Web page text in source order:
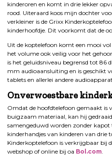
kinderoren en komt in drie lekker
rood. Uiteraard koos mijn dochter
verkleiner is de Grixx
kinderhoofdje. Dit voorkomt dat de
Uit de koptelefoon komt een mooi
het volume ook veilig voor het
is het geluidsniveau begrensd tot 86
mm audioaansluiting en is geschikt
tablets en allerlei andere
Onverwoestbare
Omdat de hoofdtelefoon gemaakt is
buigzaam materiaal, kan hij
samengeduwd worden zonder kapot
kinderhandjes van kinderen van drie
Kinderkoptelefoon is verkrijgbaar bij
webshop of online bij oa Bol.com.